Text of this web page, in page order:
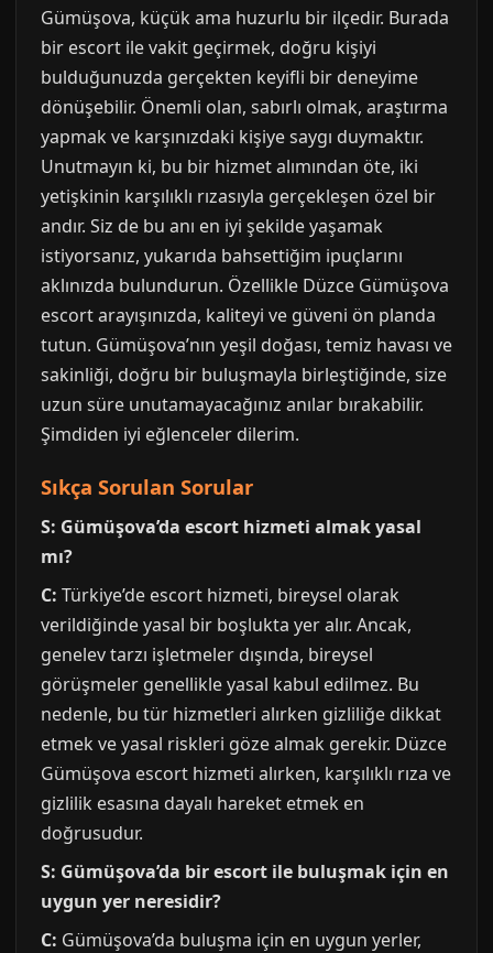
Gümüşova, küçük ama huzurlu bir ilçedir. Burada
bir escort ile vakit geçirmek, doğru kişiyi
bulduğunuzda gerçekten keyifli bir deneyime
dönüşebilir. Önemli olan, sabırlı olmak, araştırma
yapmak ve karşınızdaki kişiye saygı duymaktır.
Unutmayın ki, bu bir hizmet alımından öte, iki
yetişkinin karşılıklı rızasıyla gerçekleşen özel bir
andır. Siz de bu anı en iyi şekilde yaşamak
istiyorsanız, yukarıda bahsettiğim ipuçlarını
aklınızda bulundurun. Özellikle Düzce Gümüşova
escort arayışınızda, kaliteyi ve güveni ön planda
tutun. Gümüşova’nın yeşil doğası, temiz havası ve
sakinliği, doğru bir buluşmayla birleştiğinde, size
uzun süre unutamayacağınız anılar bırakabilir.
Şimdiden iyi eğlenceler dilerim.
Sıkça Sorulan Sorular
S: Gümüşova’da escort hizmeti almak yasal
mı?
C: Türkiye’de escort hizmeti, bireysel olarak
verildiğinde yasal bir boşlukta yer alır. Ancak,
genelev tarzı işletmeler dışında, bireysel
görüşmeler genellikle yasal kabul edilmez. Bu
nedenle, bu tür hizmetleri alırken gizliliğe dikkat
etmek ve yasal riskleri göze almak gerekir. Düzce
Gümüşova escort hizmeti alırken, karşılıklı rıza ve
gizlilik esasına dayalı hareket etmek en
doğrusudur.
S: Gümüşova’da bir escort ile buluşmak için en
uygun yer neresidir?
C: Gümüşova’da buluşma için en uygun yerler,